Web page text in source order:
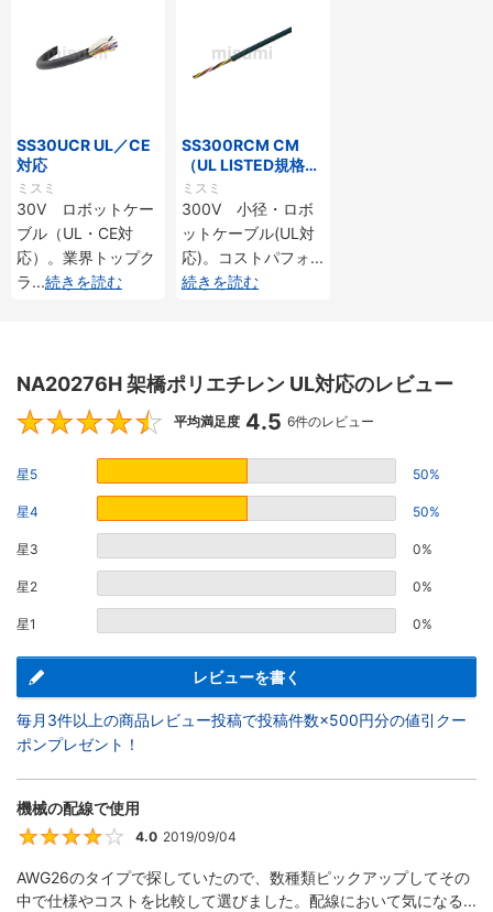
SS30UCR UL／CE
対応
ミスミ
30V ロボットケー
ブル（UL・CE対
応）。業界トップク
ラ...続きを読む
SS300RCM CM
（UL LISTED規格・
NEPA対応） 小径
ミスミ
300V 小径・ロボ
ットケーブル(UL対
応)。コストパフォ...
続きを読む
NA20276H 架橋ポリエチレン UL対応のレビュー
4.5
平均満足度 4.5 6件のレビュー
星5 50%
星4 50%
星3 0%
星2 0%
星1 0%
レビューを書く
毎月3件以上の商品レビュー投稿で投稿件数×500円分の値引クー
ポンプレゼント！
機械の配線で使用
4
4.0 2019/09/04
AWG26のタイプで探していたので、数種類ピックアップしてその
中で仕様やコストを比較して選びました。配線において気になる...